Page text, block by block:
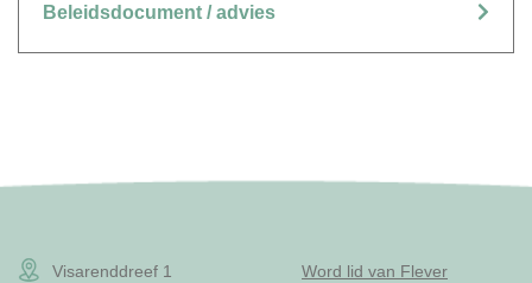
Beleidsdocument / advies
Visarenddreef 1
Word lid van Flever